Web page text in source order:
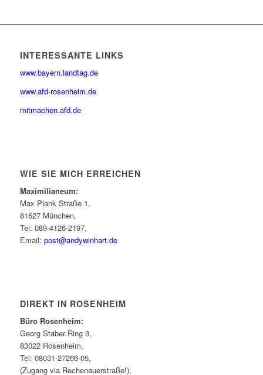
INTERESSANTE LINKS
www.bayern.landtag.de
www.afd-rosenheim.de
mitmachen.afd.de
WIE SIE MICH ERREICHEN
Maximilianeum:
Max Plank Straße 1,
81627 München,
Tel: 089-4126-2197,
Email: post@andywinhart.de
DIREKT IN ROSENHEIM
Büro Rosenheim:
Georg Staber Ring 3,
83022 Rosenheim,
Tel: 08031-27266-05,
(Zugang via Rechenauerstraße!),